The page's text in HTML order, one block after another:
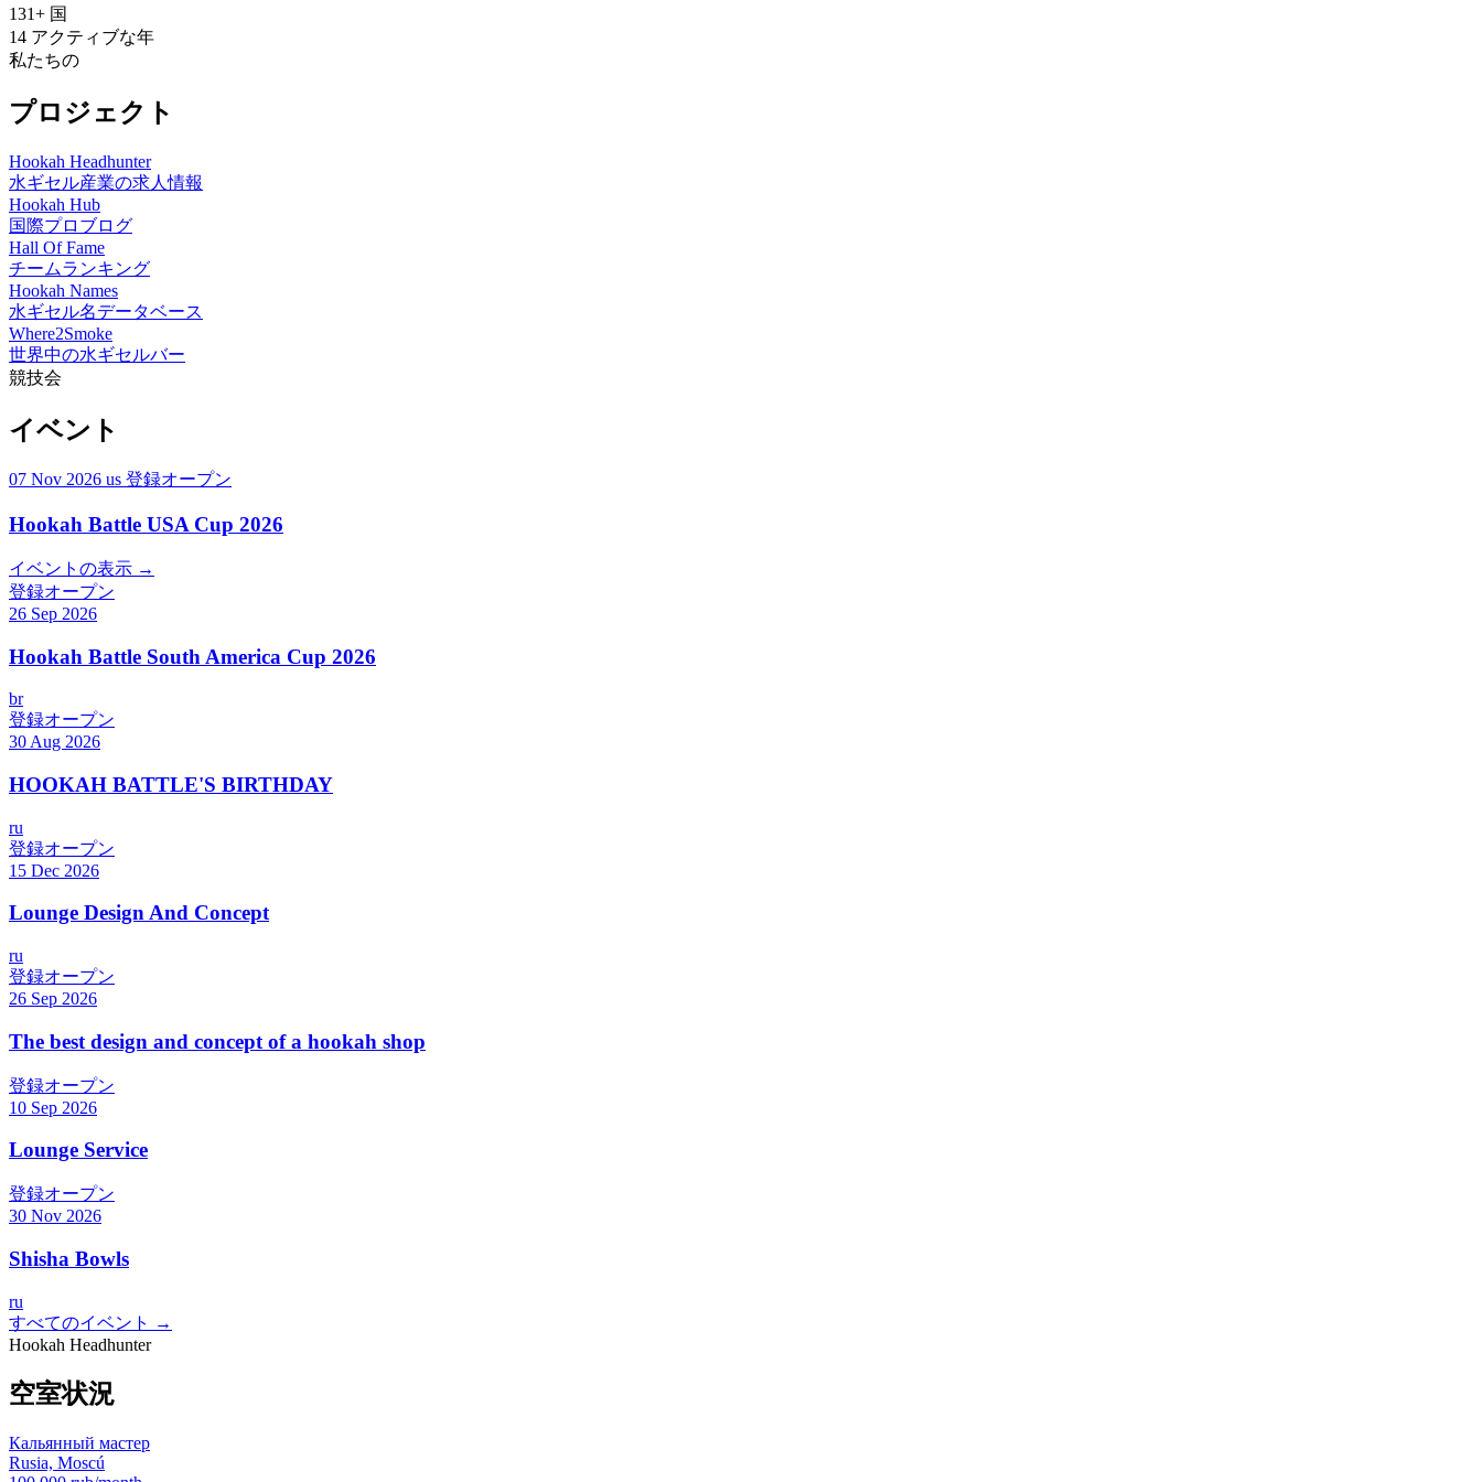
131+ 国
14 アクティブな年
私たちの
プロジェクト
Hookah Headhunter
水ギセル産業の求人情報
Hookah Hub
国際プロブログ
Hall Of Fame
チームランキング
Hookah Names
水ギセル名データベース
Where2Smoke
世界中の水ギセルバー
競技会
イベント
07 Nov 2026 us 登録オープン
Hookah Battle USA Cup 2026
イベントの表示 →
登録オープン
26 Sep 2026
Hookah Battle South America Cup 2026
br
登録オープン
30 Aug 2026
HOOKAH BATTLE'S BIRTHDAY
ru
登録オープン
15 Dec 2026
Lounge Design And Concept
ru
登録オープン
26 Sep 2026
The best design and concept of a hookah shop
登録オープン
10 Sep 2026
Lounge Service
登録オープン
30 Nov 2026
Shisha Bowls
ru
すべてのイベント →
Hookah Headhunter
空室状況
Кальянный мастер
Rusia, Moscú